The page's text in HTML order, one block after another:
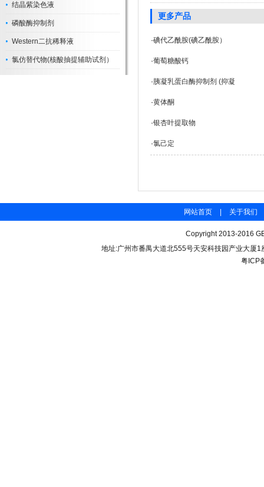
结晶紫染色液
磷酸酶抑制剂
Western二抗稀释液
氯仿替代物(核酸抽提辅助试剂）
更多产品
·碘代乙酰胺(碘乙酰胺）
·葡萄糖酸钙
·胰凝乳蛋白酶抑制剂 (抑凝
·黄体酮
·银杏叶提取物
·氯己定
网站首页 关于我们
Copyright 2013-2016
地址:广州市番禺大道北555号天安科技园产业大厦
粤ICP